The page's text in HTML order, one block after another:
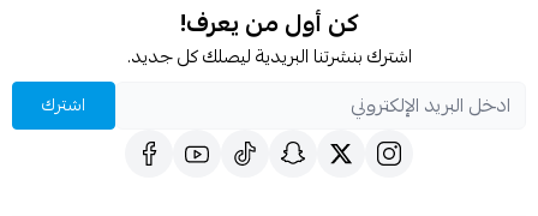
كن أول من يعرف!
اشترك بنشرتنا البريدية ليصلك كل جديد.
اشترك